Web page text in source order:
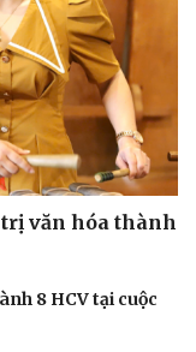
văn hóa thành
8 HCV tại cuộc